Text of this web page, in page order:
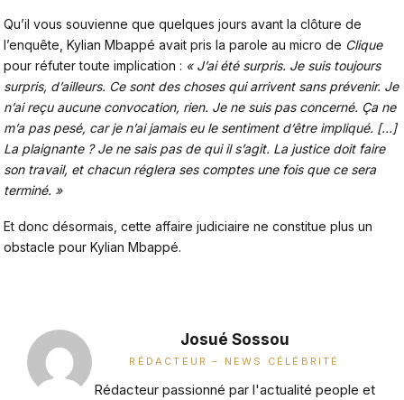
Qu’il vous souvienne que quelques jours avant la clôture de
l’enquête, Kylian Mbappé avait pris la parole au micro de Clique
pour réfuter toute implication : « J’ai été surpris. Je suis toujours
surpris, d’ailleurs. Ce sont des choses qui arrivent sans prévenir. Je
n’ai reçu aucune convocation, rien. Je ne suis pas concerné. Ça ne
m’a pas pesé, car je n’ai jamais eu le sentiment d’être impliqué. […]
La plaignante ? Je ne sais pas de qui il s’agit. La justice doit faire
son travail, et chacun réglera ses comptes une fois que ce sera
terminé. »
Et donc désormais, cette affaire judiciaire ne constitue plus un
obstacle pour Kylian Mbappé.
Josué Sossou
RÉDACTEUR – NEWS CÉLÉBRITÉ
Rédacteur passionné par l'actualité people et